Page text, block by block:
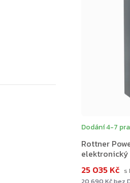
Rottner
elektronický
Dodání 4-7
25 035 Kč
Zpět do obchodu